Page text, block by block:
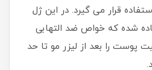
قرار می گیرد. در این ژل
شده که خواص ضد التهابی
پوست را بعد از لیزر مو تا حد